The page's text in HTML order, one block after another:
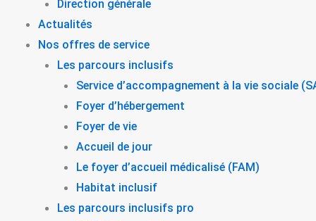
Direction générale
Actualités
Nos offres de service
Les parcours inclusifs
Service d’accompagnement à la vie sociale
Foyer d’hébergement
Foyer de vie
Accueil de jour
Le foyer d’accueil médicalisé (FAM)
Habitat inclusif
Les parcours inclusifs pro